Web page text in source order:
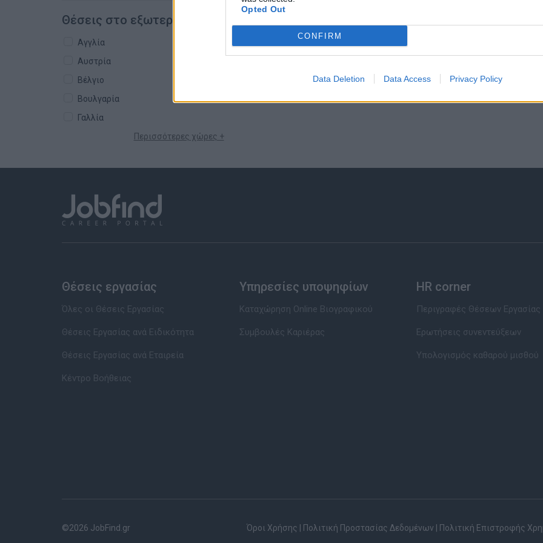
Opted Out
CONFIRM
Data Deletion Data Access Privacy Policy
Θέσεις στο εξωτερικό
Αγγλία
Αυστρία
Βέλγιο
Βουλγαρία
Γαλλία
Περισσότερες χώρες +
Συνεχής εκπαίδευση και ευκαιρίες επαγγελματικής
Θέσεις εργασίας
Όλες οι Θέσεις Εργασίας
Θέσεις Εργασίας ανά Ειδικότητα
Θέσεις Εργασίας ανά Εταιρεία
Κέντρο Βοήθειας
Υπηρεσίες υποψηφίων
Καταχώρηση Online Βιογραφικού
Συμβουλές Καριέρας
HR corner
Περιγραφές Θέσεων Εργασίας
Ερωτήσεις συνεντεύξεων
Υπολογισμός καθαρού μισθού
©2026 JobFind.gr Όροι Χρήσης Πολιτική Προστασίας Δεδομένων Πολιτική Επιστροφής